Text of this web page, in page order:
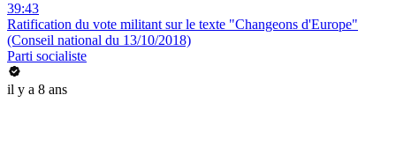
39:43
Ratification du vote militant sur le texte "Changeons d'Europe"
(Conseil national du 13/10/2018)
Parti socialiste
il y a 8 ans